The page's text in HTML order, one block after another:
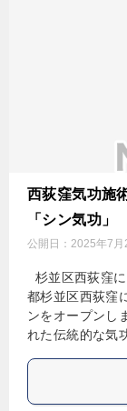
西荻窪気功施
「シン気功」
公開日： 2025年7月
杉並区西荻窪
都杉並区西荻窪
ンをオープンし
れた伝統的な気